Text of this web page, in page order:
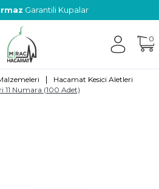
Firma
0
| Hacamat Kesici Aletleri
11 Numara (100 Adet)